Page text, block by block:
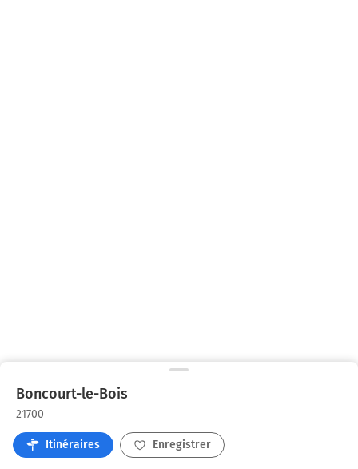
Boncourt-le-Bois
21700
Itinéraires Enregistrer